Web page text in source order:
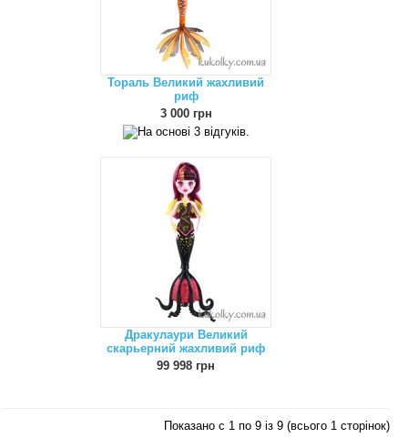
Тораль Великий жахливий
риф
3 000 грн
Дракулаури Великий
скарьерний жахливий риф
99 998 грн
Показано с 1 по 9 із 9 (всього 1 сторінок)